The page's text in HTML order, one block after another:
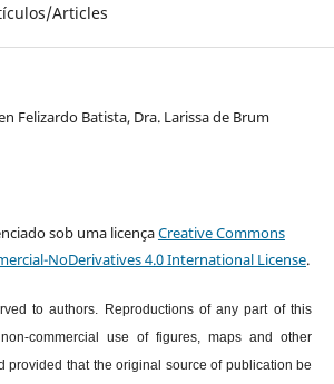
Articles
Felizardo Batista, Dra. Larissa de Brum
sob uma licençaCreative Commons
NoDerivatives 4.0 International License.
to authors. Reproductions of any part of this
commercial use of figures, maps and other
provided that the original source of publication be